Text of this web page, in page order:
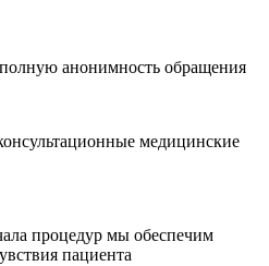
анонимность обращения
медицинские
процедур мы обеспечим
пациента